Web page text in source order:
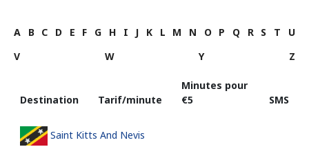
A B C D E F G H I J K L M N O P Q R S T
U
V
W Y Z
Destination Tarif/minute
Minutes pour
⁦€5⁩
SMS
Saint Kitts And Nevis